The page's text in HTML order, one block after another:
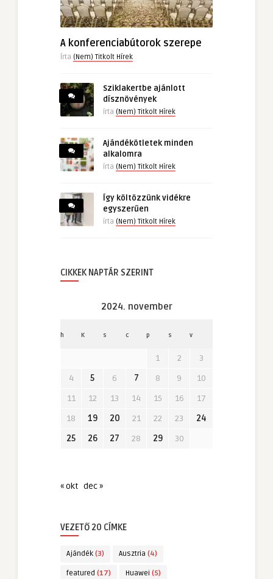
A konferenciabútorok szerepe
Írta (Nem) Titkolt Hírek
Sziklakertbe ajánlott
dísznövények
írta (Nem) Titkolt Hírek
Ajándékötletek minden
alkalomra
írta (Nem) Titkolt Hírek
Így költözzünk vidékre
egyszerűen
írta (Nem) Titkolt Hírek
CIKKEK NAPTÁR SZERINT
2024. november
h K s c p s v
1 2
3
4
5 6 7 8 9
10
11
12 13 14 15 16
17
18
19 20 21 22 23
24
25
26 27 28 29 30
« okt dec »
VEZETŐ 20 CÍMKE
Ajándék (3) Ausztria (4)
featured (17) Huawei (5)